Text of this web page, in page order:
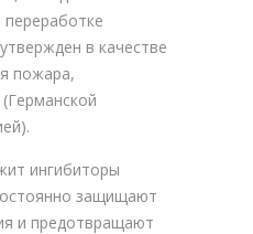
переработке
в качестве
пожара,
ингибиторы
защищают
и предотвращают